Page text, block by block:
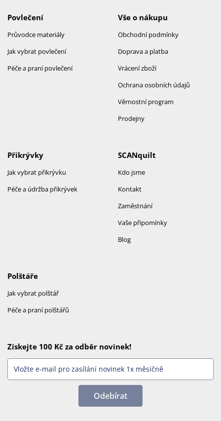
Povlečení
Průvodce materiály
Jak vybrat povlečení
Péče a praní povlečení
Vše o nákupu
Obchodní podmínky
Doprava a platba
Vrácení zboží
Ochrana osobních údajů
Věrnostní program
Prodejny
SCANquilt
Kdo jsme
Kontakt
Zaměstnání
Vaše připomínky
Blog
Přikrývky
Jak vybrat přikrývku
Péče a údržba přikrývek
Polštáře
Jak vybrat polštář
Péče a praní polštářů
Získejte 100 Kč za odběr novinek!
Odebírat